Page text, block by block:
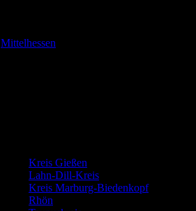
Mittelhessen
Kreis Gießen
Lahn-Dill-Kreis
Kreis Marburg-Biedenkopf
Rhön